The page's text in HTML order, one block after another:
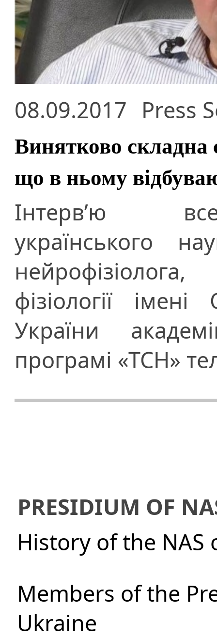
08.09.2017 Press
Винятково складна
що в ньому
Інтерв’ю
українського
фізіології
України
програмі «ТСН»
PRESIDIUM OF
History of the NAS
Members of the
Ukraine